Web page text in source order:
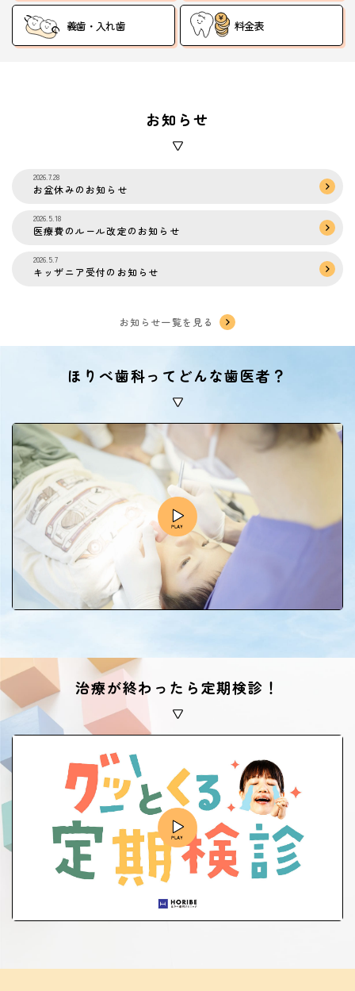
義歯・入れ歯 料金表
お知らせ
2026.7.28
お盆休みのお知らせ
2026.5.18
医療費のルール改定のお知らせ
2026.5.7
キッザニア受付のお知らせ
お知らせ一覧を見る
ほりべ歯科ってどんな歯医者？
治療が終わったら定期検診！